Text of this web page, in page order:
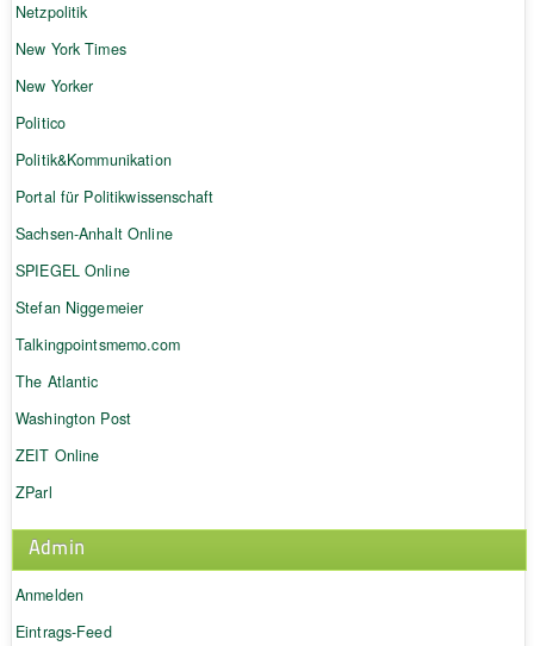
Netzpolitik
New York Times
New Yorker
Politico
Politik&Kommunikation
Portal für Politikwissenschaft
Sachsen-Anhalt Online
SPIEGEL Online
Stefan Niggemeier
Talkingpointsmemo.com
The Atlantic
Washington Post
ZEIT Online
ZParl
Admin
Anmelden
Eintrags-Feed